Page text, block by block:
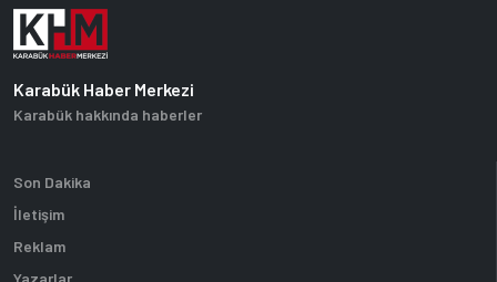
Karabük Haber Merkezi
Karabük hakkında haberler
Son Dakika
İletişim
Reklam
Yazarlar